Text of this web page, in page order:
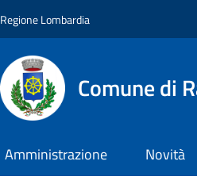
Regione Lombardia
Comune di
Amministrazione Novità